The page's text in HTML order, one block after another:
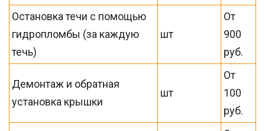
Остановка течи с помощью
гидропломбы (за каждую
течь)
шт
От
900
руб.
Демонтаж и обратная
установка крышки
шт
От
100
руб.